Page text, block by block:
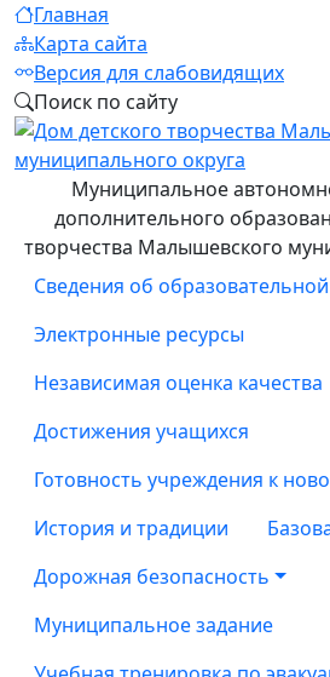
Главная
Карта сайта
Версия для слабовидящих
Поиск по сайту
Муниципальное
дополнительного
творчества Малышевского
Сведения об
Электронные ресурсы
Независимая оценка качества
Достижения учащихся
Готовность учреждения к
История и традиции
Дорожная безопасность
Муниципальное задание